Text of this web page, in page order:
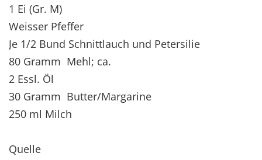
1 Ei (Gr. M)
Weisser Pfeffer
Je 1/2 Bund Schnittlauch und Petersilie
80 Gramm Mehl; ca.
2 Essl. Öl
30 Gramm Butter/Margarine
250 ml Milch
Quelle